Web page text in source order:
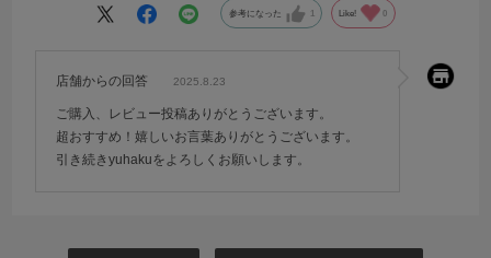
参考になった 1 Like! 0
店舗からの回答 2025.8.23
ご購入、レビュー投稿ありがとうございます。
超おすすめ！嬉しいお言葉ありがとうございます。
引き続きyuhakuをよろしくお願いします。